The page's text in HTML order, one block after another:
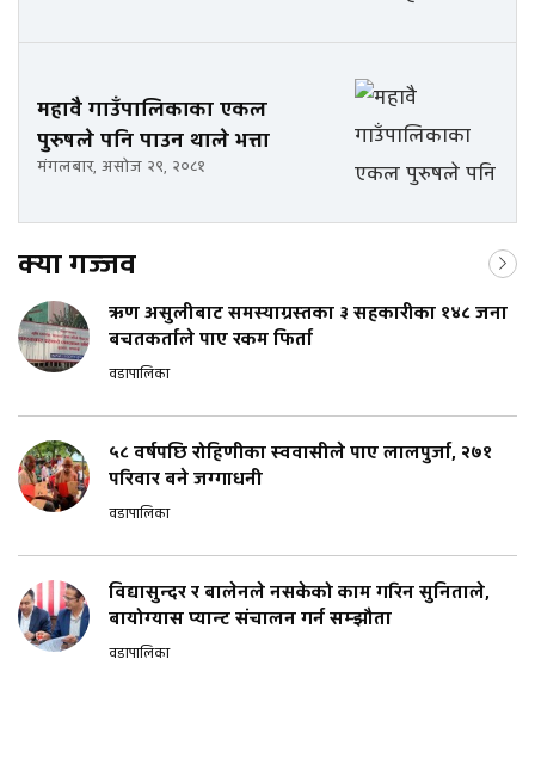
महावै गाउँपालिकाका एकल
पुरुषले पनि पाउन थाले भत्ता
मंगलबार, असोज २९, २०८१
क्या गज्जव
ऋण असुलीबाट समस्याग्रस्तका ३ सहकारीका १४८ जना
बचतकर्ताले पाए रकम फिर्ता
वडापालिका
५८ वर्षपछि रोहिणीका स्ववासीले पाए लालपुर्जा, २७१
परिवार बने जग्गाधनी
वडापालिका
विद्यासुन्दर र बालेनले नसकेको काम गरिन सुनिताले,
बायोग्यास प्यान्ट संचालन गर्न सम्झौता
वडापालिका